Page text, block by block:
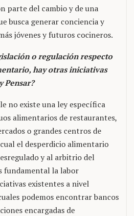
parte del cambio y de una
busca generar conciencia y
jóvenes y futuros cocineros.
o regulación respecto
hay otras iniciativas
Pensar?
no existe una ley específica
alimentarios de restaurantes,
o grandes centros de
el desperdicio alimentario
y al arbitrio del
fundamental la labor
existentes a nivel
podemos encontrar bancos
encargadas de